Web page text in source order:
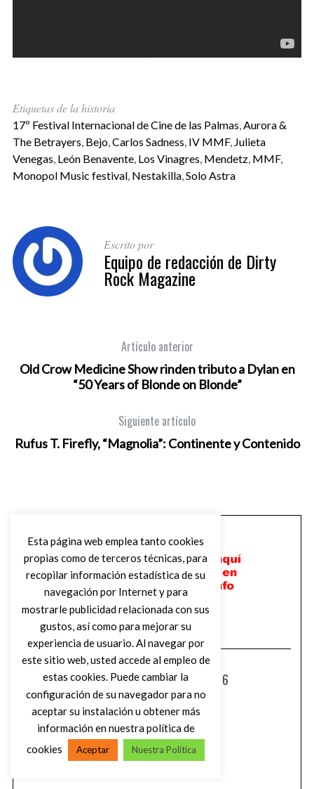
Etiquetas de la historia
17º Festival Internacional de Cine de las Palmas,Aurora &
The Betrayers, Bejo,Carlos Sadness, IV MMF, Julieta
Venegas, León Benavente, Los Vinagres, Mendetz, MMF,
Monopol Music festival, Nestakilla,Solo Astra
Escrito por
Equipo de redacción de Dirty
Rock Magazine
Artículo anterior
Old Crow Medicine Show rinden tributo a Dylan en
“50 Years of Blonde on Blonde”
Siguiente artículo
Rufus T. Firefly, “Magnolia”: Continente y Contenido
LISTA SUCIA AGOSTO 2026
Esta página web emplea tanto cookies
propias como de terceros técnicas, para
recopilar información estadística de su
navegación por Internet y para
mostrarle publicidad relacionada con sus
gustos, así como para mejorar su
experiencia de usuario. Al navegar por
este sitio web, usted accede al empleo de
estas cookies. Puede cambiar la
configuración de su navegador para no
aceptar su instalación u obtener más
información en nuestra política de
cookies
Aceptar Nuestra Política